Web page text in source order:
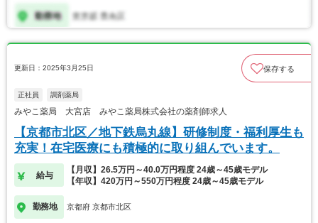
更新日：2025年3月25日 保存する
正社員 調剤薬局
みやこ薬局 大宮店 みやこ薬局株式会社の薬剤師求人
【京都市北区／地下鉄烏丸線】研修制度・福利厚生も
充実！在宅医療にも積極的に取り組んでいます。
給与
【月収】26.5万円～40.0万円程度 24歳～45歳モデル
【年収】420万円～550万円程度 24歳～45歳モデル
勤務地 京都府 京都市北区